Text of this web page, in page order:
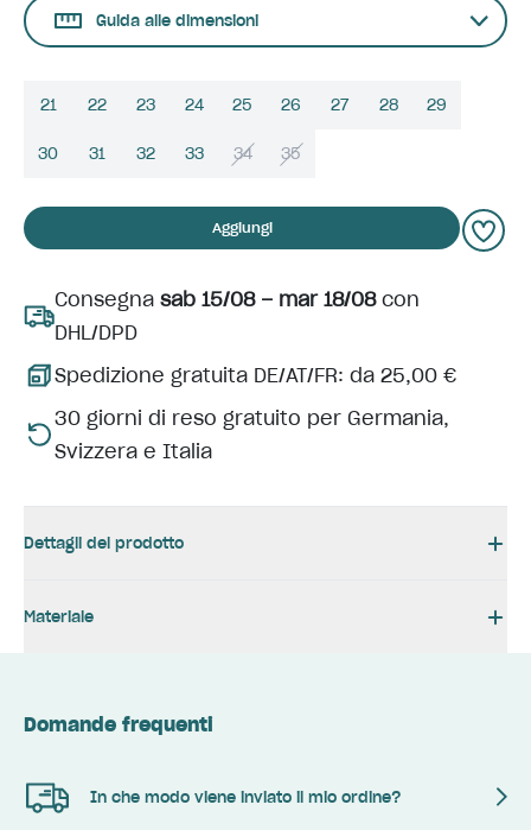
Guida alle dimensioni
21 22 23 24 25 26 27 28 29
30 31 32 33 34 35
Aggiungi
Consegna sab 15/08 – mar 18/08con
DHL/DPD
Spedizione gratuita DE/AT/FR: da 25,00 €
30 giorni di reso gratuito per Germania,
Svizzera e Italia
Dettagli del prodotto
Materiale
Domande frequenti
In che modo viene inviato il mio ordine?